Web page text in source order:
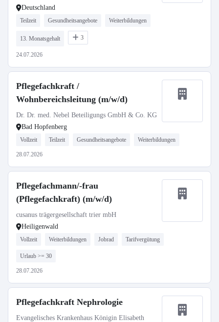
Deutschland
Teilzeit Gesundheitsangebote Weiterbildungen
13. Monatsgehalt 3
24.07.2026
Pflegefachkraft /
Wohnbereichsleitung (m/w/d)
Dr. Dr. med. Nebel Beteiligungs GmbH & Co. KG
Bad Hopfenberg
Vollzeit Teilzeit Gesundheitsangebote Weiterbildungen
28.07.2026
Pflegefachmann/-frau
(Pflegefachkraft) (m/w/d)
cusanus trägergesellschaft trier mbH
Heiligenwald
Vollzeit Weiterbildungen Jobrad Tarifvergütung
Urlaub >= 30
28.07.2026
Pflegefachkraft Nephrologie
Evangelisches Krankenhaus Königin Elisabeth